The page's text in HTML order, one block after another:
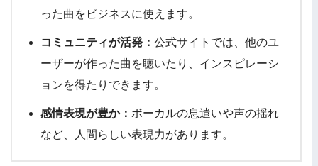
った曲をビジネスに使えます。
コミュニティが活発： 公式サイトでは、他のユ
ーザーが作った曲を聴いたり、インスピレーシ
ョンを得たりできます。
感情表現が豊か： ボーカルの息遣いや声の揺れ
など、人間らしい表現力があります。